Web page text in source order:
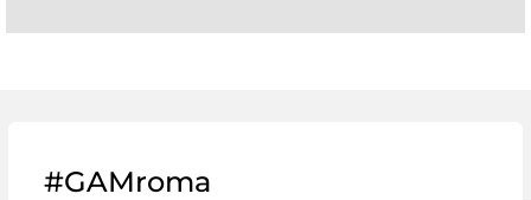
#GAMroma